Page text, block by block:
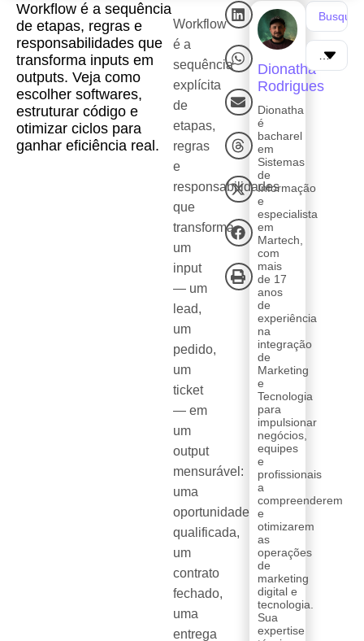
Workflow é a sequência
de etapas, regras e
responsabilidades que
transforma inputs em
outputs. Veja como
escolher softwares,
estruturar código e
otimizar ciclos para
ganhar eficiência real.
Workflow
é a
sequência
explícita
de
etapas,
regras
e
responsabilidades
que
transforma
um
input
— um
lead,
um
pedido,
um
ticket
— em
um
output
mensurável:
uma
oportunidade
qualificada,
um
contrato
fechado,
uma
entrega
Dionatha
Rodrigues
Dionatha
é
bacharel
em
Sistemas
de
Informação
e
especialista
em
Martech,
com
mais
de 17
anos
de
experiência
na
integração
de
Marketing
e
Tecnologia
para
impulsionar
negócios,
equipes
e
profissionais
a
compreenderem
e
otimizarem
as
operações
de
marketing
digital e
tecnologia.
Sua
expertise